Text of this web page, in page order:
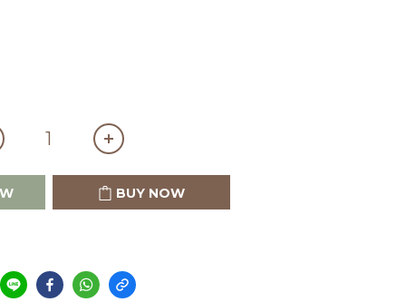
BUY NOW